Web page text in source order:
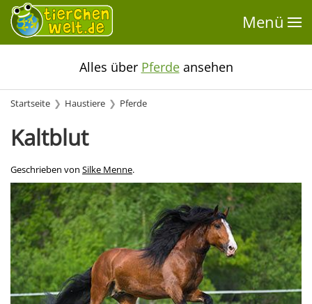
Menü
Alles über Pferdeansehen
Startseite Haustiere Pferde
Kaltblut
Geschrieben von Silke Menne.